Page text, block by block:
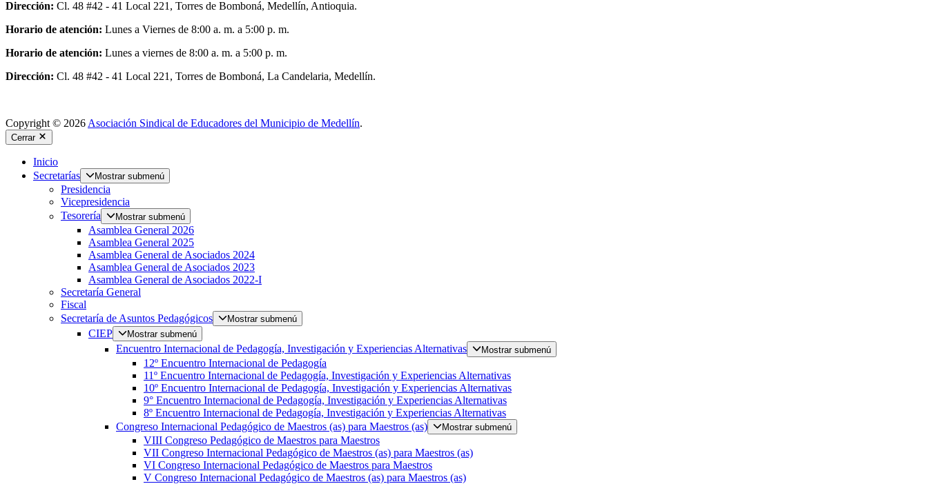
Dirección: Cl. 48 #42 - 41 Local 221, Torres de Bomboná, Medellín, Antioquia.
Horario de atención: Lunes a Viernes de 8:00 a. m. a 5:00 p. m.
Horario de atención: Lunes a viernes de 8:00 a. m. a 5:00 p. m.
Dirección: Cl. 48 #42 - 41 Local 221, Torres de Bomboná, La Candelaria, Medellín.
Copyright © 2026 Asociación Sindical de Educadores del Municipio de Medellín.
Cerrar
Inicio
Secretarías
Mostrar submenú
Presidencia
Vicepresidencia
Tesorería
Mostrar submenú
Asamblea General 2026
Asamblea General 2025
Asamblea General de Asociados 2024
Asamblea General de Asociados 2023
Asamblea General de Asociados 2022-I
Secretaría General
Fiscal
Secretaría de Asuntos Pedagógicos
Mostrar submenú
CIEP Mostrar submenú
Encuentro Internacional de Pedagogía, Investigación y Experiencias Alternativas Mostrar submenú
12º Encuentro Internacional de Pedagogía
11º Encuentro Internacional de Pedagogía, Investigación y Experiencias Alternativas
10º Encuentro Internacional de Pedagogía, Investigación y Experiencias Alternativas
9° Encuentro Internacional de Pedagogía, Investigación y Experiencias Alternativas
8º Encuentro Internacional de Pedagogía, Investigación y Experiencias Alternativas
Congreso Internacional Pedagógico de Maestros (as) para Maestros (as)
Mostrar submenú
VIII Congreso Pedagógico de Maestros para Maestros
VII Congreso Internacional Pedagógico de Maestros (as) para Maestros (as)
VI Congreso Internacional Pedagógico de Maestros para Maestros
V Congreso Internacional Pedagógico de Maestros (as) para Maestros (as)